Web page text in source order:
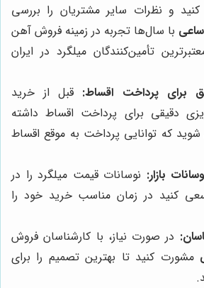
و نظرات سایر مشتریان را بررسی
با سال‌ها تجربه در زمینه فروش آهن
تأمین‌کنندگان میلگرد در ایران
برای پرداخت اقساط: قبل از خرید
دقیقی برای پرداخت اقساط داشته
که توانایی پرداخت به موقع اقساط
بازار: نوسانات قیمت میلگرد را در
کنید در زمان مناسب خرید خود را
در صورت نیاز، با کارشناسان فروش
مشورت کنید تا بهترین تصمیم را برای